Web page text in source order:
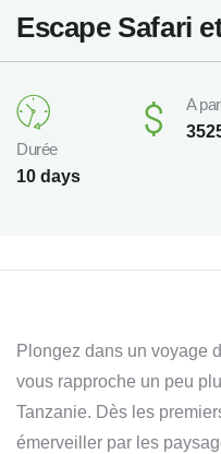
Escape Safari
Durée
10 days
A
Plongez dans un voyage
vous rapproche un peu
Tanzanie. Dès les
émerveiller par les